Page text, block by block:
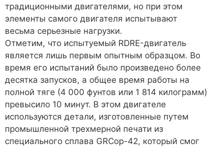
традиционными двигателями, но при этом
элементы самого двигателя испытывают
весьма серьезные нагрузки.
Отметим, что испытуемый RDRE-двигатель
является лишь первым опытным образцом. Во
время его испытаний было произведено более
десятка запусков, а общее время работы на
полной тяге (4 000 фунтов или 1 814 килограмм)
превысило 10 минут. В этом двигателе
используются детали, изготовленные путем
промышленной трехмерной печати из
специального сплава GRCop-42, который смог